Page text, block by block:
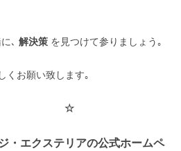
､ 解決策 を見つけて参りましょう｡
お願い致します｡
・エクステリアの公式ホームペ